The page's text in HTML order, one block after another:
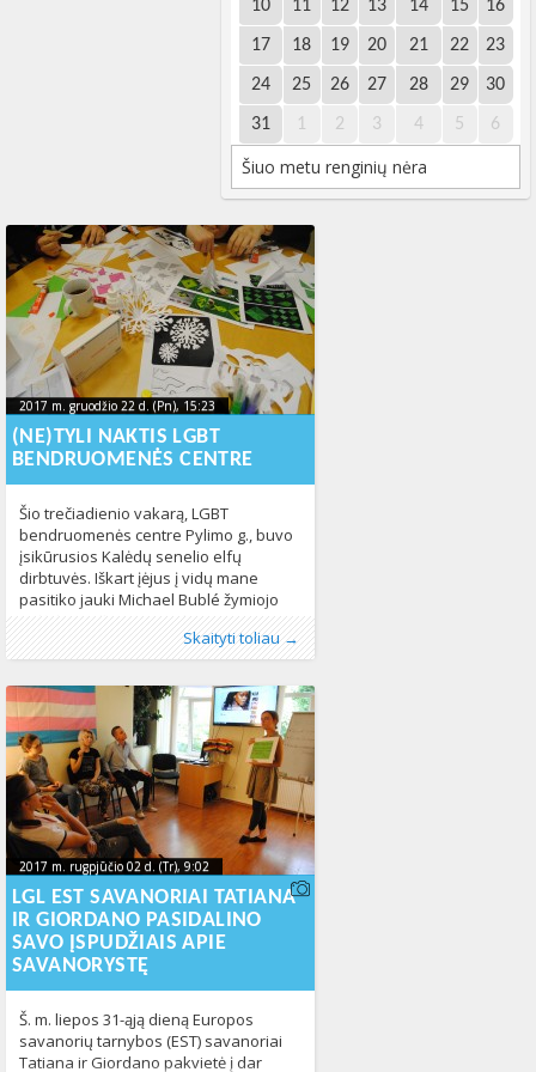
10 11 12 13 14 15 16
17 18 19 20 21 22 23
24 25 26 27 28 29 30
31 1 2 3 4 5 6
Šiuo metu renginių nėra
2017 m. gruodžio 22 d. (Pn), 15:23
2017-12-22T15:24:49+00:00
2017 m. gruodžio 22 d. (Pn), 15:23
2017-12-
(NE)TYLI NAKTIS LGBT
BENDRUOMENĖS CENTRE
Šio trečiadienio vakarą, LGBT
bendruomenės centre Pylimo g., buvo
įsikūrusios Kalėdų senelio elfų
dirbtuvės. Iškart įėjus į vidų mane
pasitiko jauki Michael Bublé žymiojo
Kalėdinio albumo muzika ir sausainių
kvapas, o aplink stalą sėdėjo daug
linksmai nusiteikusių žmonių, kurie
uoliai darbavosi, kurdami įvairiausias
Kalėdines dekoracijas. Su puodeliu
karštos arbatos, nieko nelaukusi ir aš
kibau į
Skaityti toliau →
Publikavo:LGL, LGL
Kategorijos:Fotogalerija,LGL,Naujienos320
Žymos:dirbtuvės,Kalėdos,LBGT*
bendruomenė,LGBT* bendruomenės
2017 m. rugpjūčio 02 d. (Tr), 9:02
2017-08-02T09:02:14+00:00
2017 m. rugpjūčio 02 d. (Tr), 9:02
2017-08-
02T09:02:14+00:00
LGL EST SAVANORIAI TATIANA
IR GIORDANO PASIDALINO
SAVO ĮSPUDŽIAIS APIE
SAVANORYSTĘ
Š. m. liepos 31-ąją dieną Europos
savanorių tarnybos (EST) savanoriai
Tatiana ir Giordano pakvietė į dar